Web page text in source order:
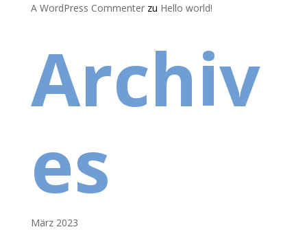
A WordPress Commenterzu Hello world!
Archiv
es
März 2023